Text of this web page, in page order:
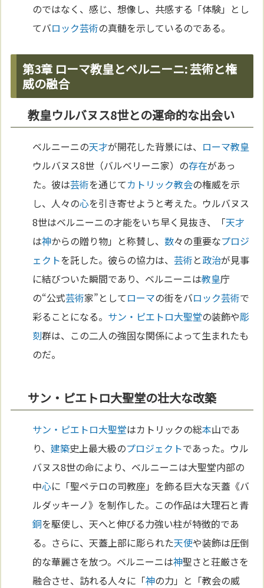
のではなく、感じ、想像し、共感する「体験」とし
てバロック芸術の真髄を示しているのである。
第3章 ローマ教皇とベルニーニ: 芸術と権
威の融合
教皇ウルバヌス8世との運命的な出会い
ベルニーニの天才が開花した背景には、 ローマ教皇
ウルバヌス8世（バルベリーニ家）の存在があっ
た。彼は芸術を通じてカトリック教会の権威を示
し、人々の心を引き寄せようと考えた。ウルバヌス
8世はベルニーニの才能をいち早く見抜き、「天才
は神からの贈り物」と称賛し、数々の重要なプロジ
ェクトを託した。彼らの協力は、芸術と政治が見事
に結びついた瞬間であり、ベルニーニは教皇庁
の“公式芸術家”としてローマの街をバロック芸術で
彩ることになる。 サン・ピエトロ大聖堂の装飾や彫
刻群は、この二人の強固な関係によって生まれたも
のだ。
サン・ピエトロ大聖堂の壮大な改築
サン・ピエトロ大聖堂はカトリックの総本山であ
り、建築史上最大級のプロジェクトであった。ウル
バヌス8世の命により、ベルニーニは大聖堂内部の
中心に「聖ペテロの司教座」を飾る巨大な天蓋《バ
ルダッキーノ》を制作した。この作品は大理石と青
銅を駆使し、天へと伸びる力強い柱が特徴的であ
る。さらに、天蓋上部に彫られた天使や装飾は圧倒
的な華麗さを放つ。ベルニーニは神聖さと荘厳さを
融合させ、訪れる人々に「神の力」と「教会の威